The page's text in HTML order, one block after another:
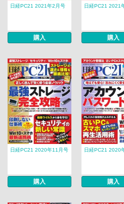
日経PC21 2021年2月号
購入
日経PC21 2021
購入
日経PC21 2020年11月号
購入
日経PC21 2020
購入